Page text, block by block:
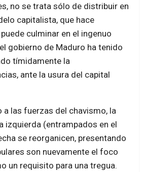
no se trata sólo de distribuir en
capitalista, que hace
culminar en el ingenuo
gobierno de Maduro ha tenido
tímidamente la
ante la usura del capital
las fuerzas del chavismo, la
izquierda (entrampados en el
se reorganicen, presentando
son nuevamente el foco
un requisito para una tregua.